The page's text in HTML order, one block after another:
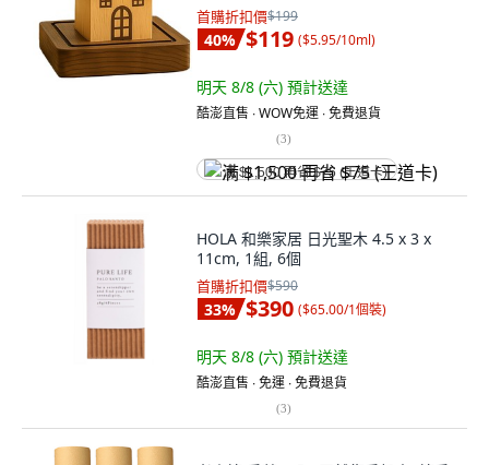
首購折扣價$199
40% $119 ($5.95/10ml)
明天 8/8 (六) 預計送達
酷澎直售 ∙ WOW免運 ∙ 免費退貨
(3)
满 $1,500 再省 $75 (王道卡)
HOLA 和樂家居 日光聖木 4.5 x 3 x
11cm, 1組, 6個
首購折扣價$590
33% $390 ($65.00/1個裝)
明天 8/8 (六) 預計送達
酷澎直售 ∙ 免運 ∙ 免費退貨
(3)